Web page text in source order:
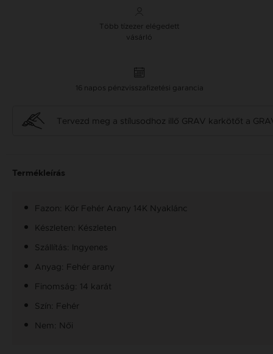
Több tízezer elégedett
vásárló
16 napos pénzvisszafizetési garancia
Tervezd meg a stílusodhoz illő GRAV karkötőt a
Termékleírás
Fazon: Kör Fehér Arany 14K Nyaklánc
Készleten: Készleten
Szállítás: Ingyenes
Anyag: Fehér arany
Finomság: 14 karát
Szín: Fehér
Nem: Női